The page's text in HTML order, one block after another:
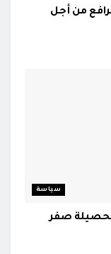
من أجل
سياسة
صفر